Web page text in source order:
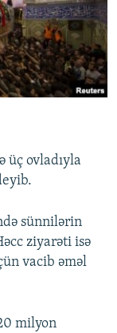
üç ovladıyla
sünnilərin
ziyarəti isə
vacib əməl
milyon